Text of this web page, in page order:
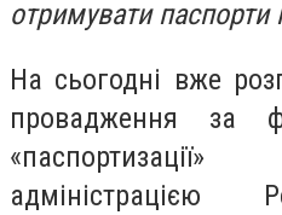
отримувати паспорти
На сьогодні вже
провадження за
адміністрацією